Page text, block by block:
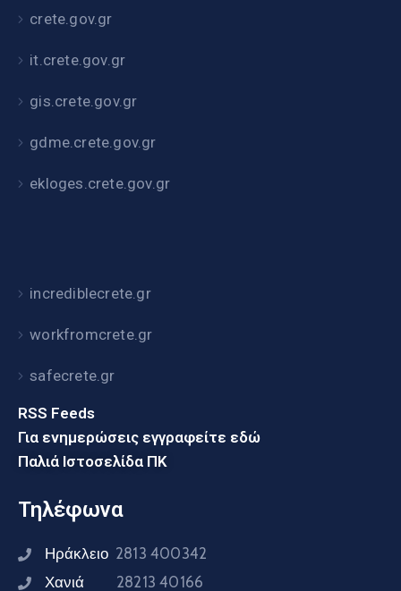
crete.gov.gr
it.crete.gov.gr
gis.crete.gov.gr
gdme.crete.gov.gr
ekloges.crete.gov.gr
incrediblecrete.gr
workfromcrete.gr
safecrete.gr
RSS Feeds
Για ενημερώσεις εγγραφείτε εδώ
Παλιά Ιστοσελίδα ΠΚ
Τηλέφωνα
Ηράκλειο 2813 400342
Χανιά 28213 40166